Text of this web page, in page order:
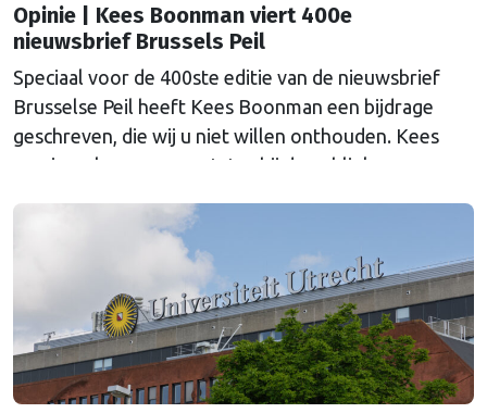
Opinie | Kees Boonman viert 400e
nieuwsbrief Brussels Peil
Speciaal voor de 400ste editie van de nieuwsbrief
Brusselse Peil heeft Kees Boonman een bijdrage
geschreven, die wij u niet willen onthouden. Kees
was jarenlang commentator bij de publieke omroep